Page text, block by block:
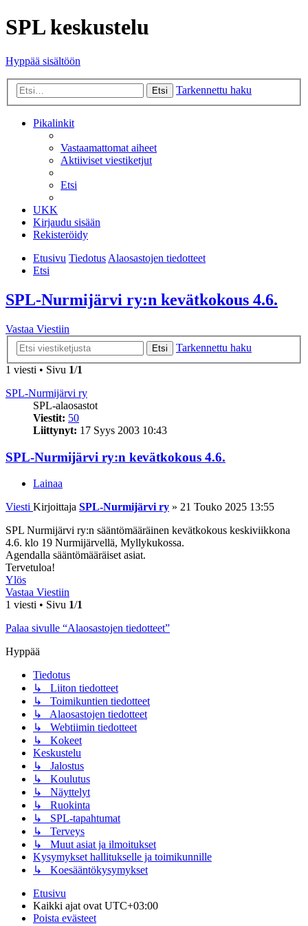
SPL keskustelu
Hyppää sisältöön
Etsi Tarkennettu haku
Pikalinkit
Vastaamattomat aiheet
Aktiiviset viestiketjut
Etsi
UKK
Kirjaudu sisään
Rekisteröidy
Etusivu TiedotusAlaosastojen tiedotteet
Etsi
SPL-Nurmijärvi ry:n kevätkokous 4.6.
Vastaa Viestiin
Etsi
Tarkennettu haku
1 viesti • Sivu 1/1
SPL-Nurmijärvi ry
SPL-alaosastot
Viestit: 50
Liittynyt: 17 Syys 2003 10:43
SPL-Nurmijärvi ry:n kevätkokous 4.6.
Lainaa
Viesti Kirjoittaja SPL-Nurmijärvi ry » 21 Touko 2025 13:55
SPL Nurmijärvi ry:n sääntömääräinen kevätkokous keskiviikkona
4.6. klo 19 Nurmijärvellä, Myllykukossa.
Agendalla sääntömääräiset asiat.
Tervetuloa!
Ylös
Vastaa Viestiin
1 viesti • Sivu 1/1
Palaa sivulle “Alaosastojen tiedotteet”
Hyppää
Tiedotus
↳ Liiton tiedotteet
↳ Toimikuntien tiedotteet
↳ Alaosastojen tiedotteet
↳ Webtiimin tiedotteet
↳ Kokeet
Keskustelu
↳ Jalostus
↳ Koulutus
↳ Näyttelyt
↳ Ruokinta
↳ SPL-tapahtumat
↳ Terveys
↳ Muut asiat ja ilmoitukset
Kysymykset hallitukselle ja toimikunnille
↳ Koesääntökysymykset
Etusivu
Kaikki ajat ovat UTC+03:00
Poista evästeet